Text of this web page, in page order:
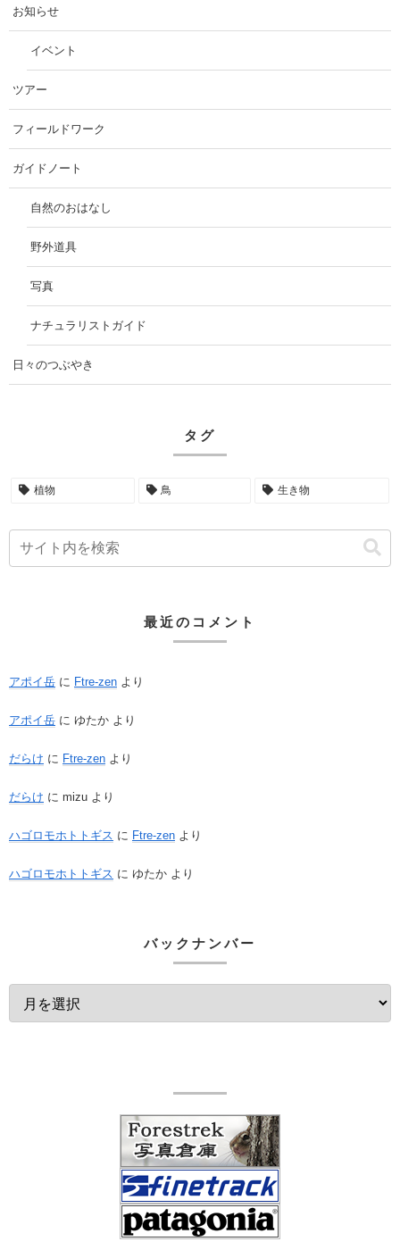
お知らせ
イベント
ツアー
フィールドワーク
ガイドノート
自然のおはなし
野外道具
写真
ナチュラリストガイド
日々のつぶやき
タグ
植物 鳥 生き物
最近のコメント
アポイ岳 に Ftre-zen より
アポイ岳 に ゆたか より
だらけ に Ftre-zen より
だらけ に mizu より
ハゴロモホトトギス に Ftre-zen より
ハゴロモホトトギス に ゆたか より
バックナンバー